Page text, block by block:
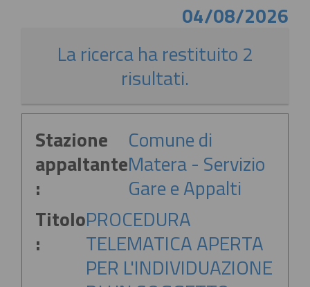
04/08/2026
La ricerca ha restituito 2
risultati.
Stazione
appaltante
:
Comune di
Matera - Servizio
Gare e Appalti
Titolo
:
PROCEDURA
TELEMATICA APERTA
PER L'INDIVIDUAZIONE